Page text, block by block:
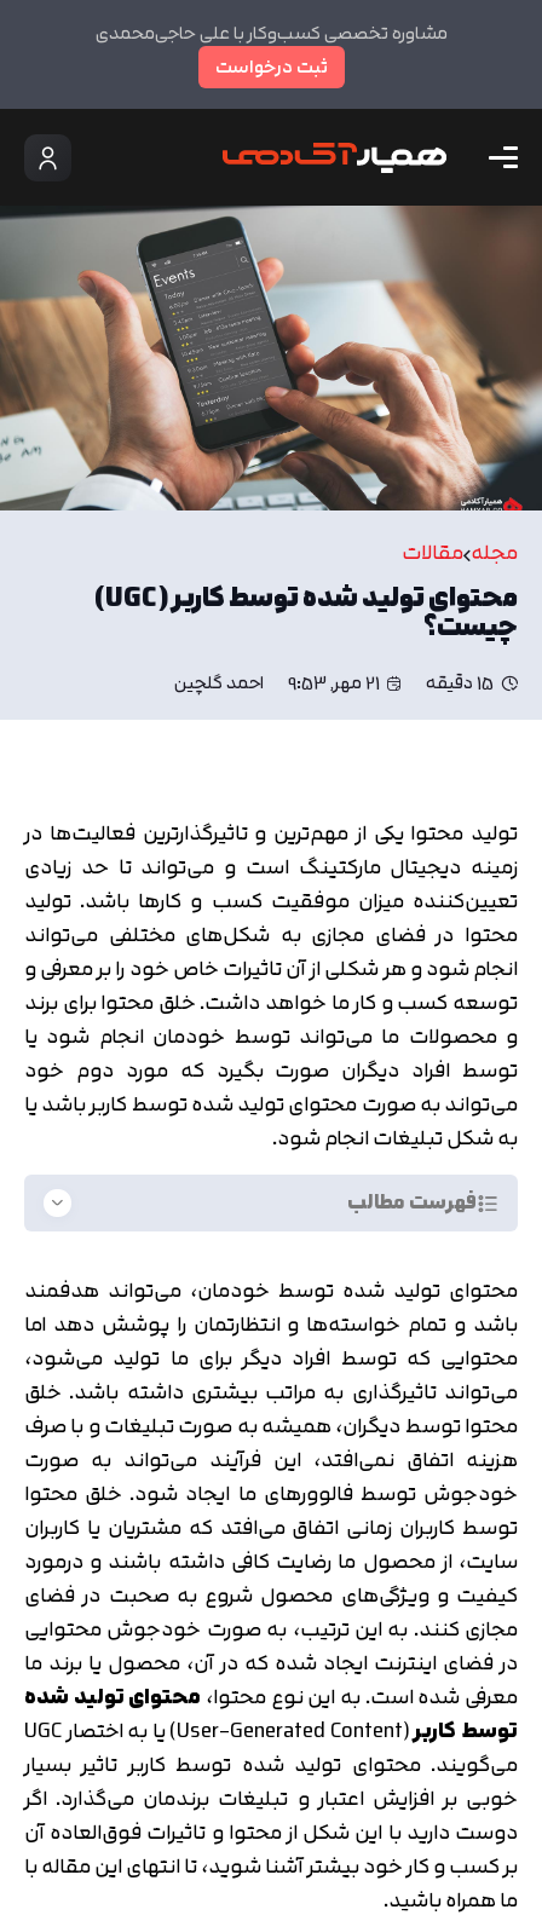
مشاوره تخصصی کسب‌وکار با علی حاجی‌محمدی
ثبت درخواست
مجله مقالات
محتوای تولید شده توسط کاربر (UGC)
چیست؟
15 دقیقه 21 مهر, 9:53 احمد گلچین
تولید محتوا یکی از مهم‌ترین و تاثیرگذارترین فعالیت‌ها در
زمینه دیجیتال مارکتینگ است و می‌تواند تا حد زیادی
تعیین‌کننده میزان موفقیت کسب و کارها باشد. تولید
محتوا در فضای مجازی به شکل‌های مختلفی می‌تواند
انجام شود و هر شکلی از آن تاثیرات خاص خود را بر معرفی و
توسعه کسب و کار ما خواهد داشت. خلق محتوا برای برند
و محصولات ما می‌تواند توسط خودمان انجام شود یا
توسط افراد دیگران صورت بگیرد که مورد دوم خود
می‌تواند به صورت محتوای تولید شده توسط کاربر باشد یا
به شکل تبلیغات انجام شود.
فهرست مطالب
محتوای تولید شده توسط خودمان، می‌تواند هدفمند
باشد و تمام خواسته‌ها و انتظارتمان را پوشش دهد اما
محتوایی که توسط افراد دیگر برای ما تولید می‌شود،
می‌تواند تاثیرگذاری به مراتب بیشتری داشته باشد. خلق
محتوا توسط دیگران، همیشه به صورت تبلیغات و با صرف
هزینه اتفاق نمی‌افتد، این فرآیند می‌تواند به صورت
خودجوش توسط فالوورهای ما ایجاد شود. خلق محتوا
توسط کاربران زمانی اتفاق می‌افتد که مشتریان یا کاربران
سایت، از محصول ما رضایت کافی داشته باشند و درمورد
کیفیت و ویژگی‌های محصول شروع به صحبت در فضای
مجازی کنند. به این ترتیب، به صورت خودجوش محتوایی
در فضای اینترنت ایجاد شده که در آن، محصول یا برند ما
معرفی شده است. به این نوع محتوا،محتوای تولید شده
توسط کاربر
(User-Generated Content) یا به اختصار UGC
می‌گویند. محتوای تولید شده توسط کاربر تاثیر بسیار
خوبی بر افزایش اعتبار و تبلیغات برندمان می‌گذارد. اگر
دوست دارید با این شکل از محتوا و تاثیرات فوق‌العاده آن
بر کسب و کار خود بیشتر آشنا شوید، تا انتهای این مقاله با
ما همراه باشید.